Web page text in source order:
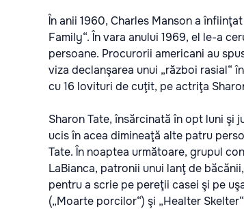
În anii 1960, Charles Manson a
Family“. În vara anului 1969, el le-a
persoane. Procurorii americani au
viza declanşarea unui „război rasial“
cu 16 lovituri de cuţit, pe actriţa
Sharon Tate, însărcinată în opt luni şi
ucis în acea dimineaţă alte patru
Tate. În noaptea următoare, grupul
LaBianca, patronii unui lanţ de
pentru a scrie pe pereţii casei şi pe
(„Moarte porcilor“) şi „Healter